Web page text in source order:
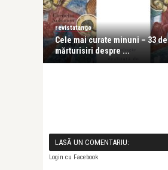
revistatango
Cele mai curate minuni – 33 de
mărturisiri despre ...
LASĂ UN COMENTARIU:
Login cu Facebook